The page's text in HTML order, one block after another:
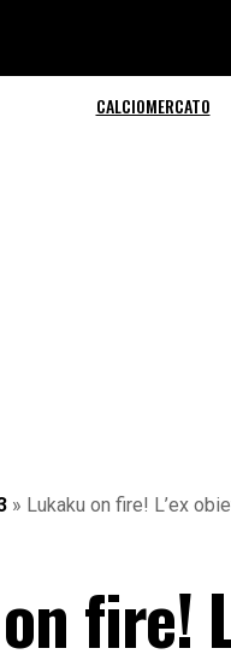
CALCIOMERCATO
» Lukaku on fire! L’ex
fire!